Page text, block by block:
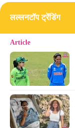
लल्लनटॉप ट्रेंडिंग
Article